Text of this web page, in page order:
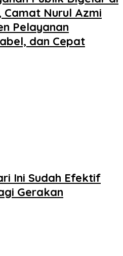
Nurul Azmi
Pelayanan
dan Cepat
Ini Sudah Efektif
Gerakan